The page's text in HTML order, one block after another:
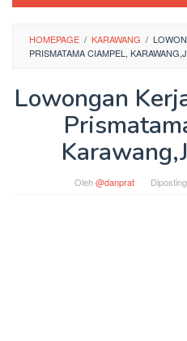
HOMEPAGE / KARAWANG /
PRISMATAMA CIAMPEL,
Lowongan
Oleh@danprat